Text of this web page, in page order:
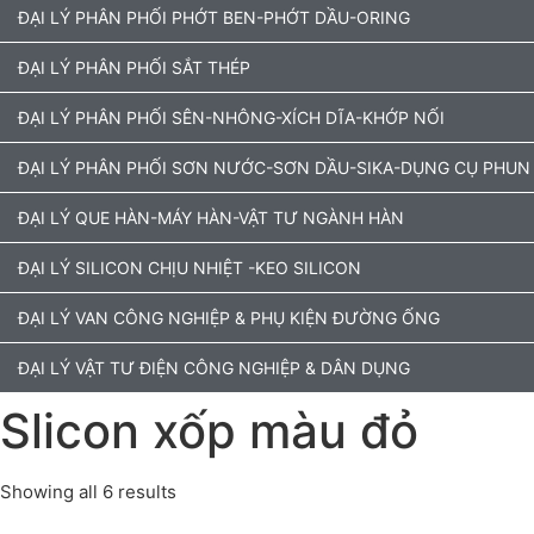
ĐẠI LÝ PHÂN PHỐI PHỚT BEN-PHỚT DẦU-ORING
ĐẠI LÝ PHÂN PHỐI SẮT THÉP
ĐẠI LÝ PHÂN PHỐI SÊN-NHÔNG-XÍCH DĨA-KHỚP NỐI
ĐẠI LÝ PHÂN PHỐI SƠN NƯỚC-SƠN DẦU-SIKA-DỤNG CỤ
ĐẠI LÝ QUE HÀN-MÁY HÀN-VẬT TƯ NGÀNH HÀN
ĐẠI LÝ SILICON CHỊU NHIỆT -KEO SILICON
ĐẠI LÝ VAN CÔNG NGHIỆP & PHỤ KIỆN ĐƯỜNG ỐNG
ĐẠI LÝ VẬT TƯ ĐIỆN CÔNG NGHIỆP & DÂN DỤNG
Slicon xốp màu đỏ
Showing all 6 results